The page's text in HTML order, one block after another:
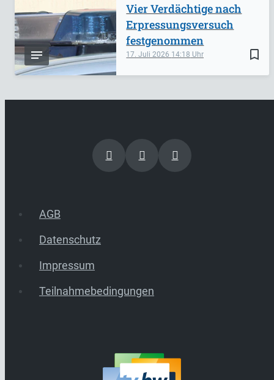
bookmark_border
17. Juli 2026 14:18
Vier Verdächtige nach
Erpressungsversuch
festgenommen
AGB
Datenschutz
Impressum
Teilnahmebedingungen